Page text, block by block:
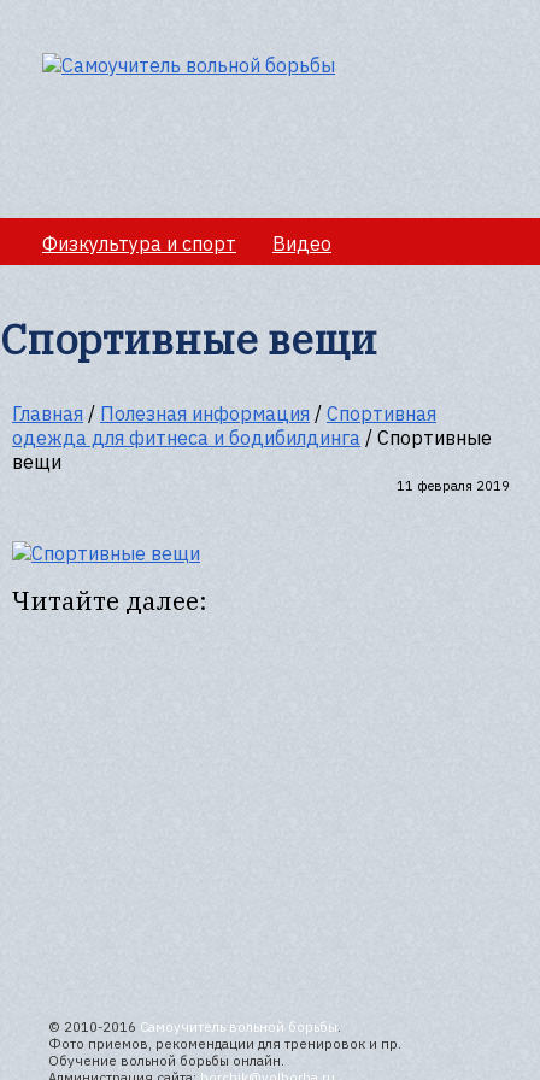
Физкультура и спорт Видео
Секции вольной борбы Полезная информация
Спортивные вещи
Главная / Полезная информация / Спортивная
одежда для фитнеса и бодибилдинга / Спортивные
вещи
11 февраля 2019
Читайте далее:
© 2010-2016 Самоучитель вольной борьбы.
Фото приемов, рекомендации для тренировок и пр.
Обучение вольной борьбы онлайн.